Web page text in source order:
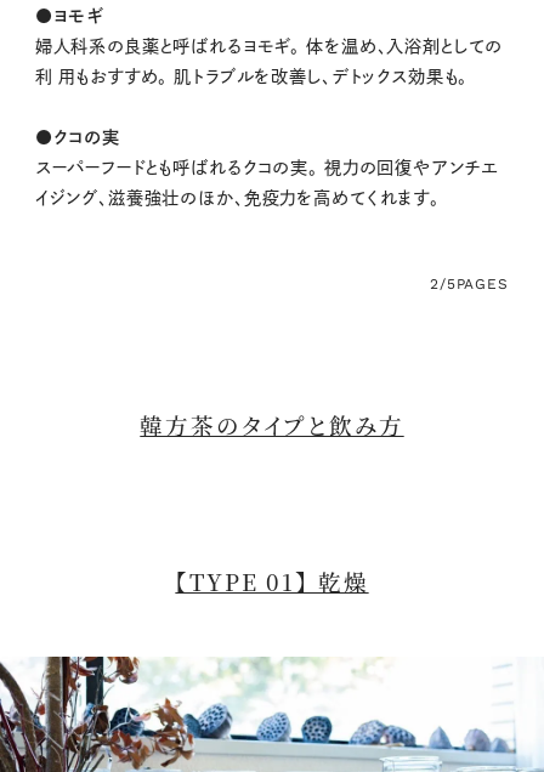
●ヨモギ
婦人科系の良薬と呼ばれるヨモギ。 体を温め、入浴剤としての
利 用もおすすめ。 肌トラブルを改善し、デトックス効果も。
●クコの実
スーパーフードとも呼ばれるクコの実。 視力の回復やアンチエ
イジング、滋養強壮のほか、免疫力を高めてくれます。
2/5PAGES
韓方茶のタイプと飲み方
【TYPE 01】 乾燥